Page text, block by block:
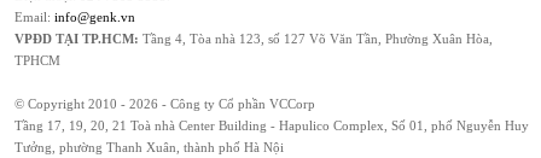
Email: info@genk.vn
VPĐD TẠI TP.HCM: Tầng 4, Tòa nhà 123, số 127 Võ Văn Tần, Phường Xuân Hòa,
TPHCM
© Copyright 2010 - 2026 - Công ty Cổ phần VCCorp
Tầng 17, 19, 20, 21 Toà nhà Center Building - Hapulico Complex, Số 01, phố Nguyễn Huy
Tưởng, phường Thanh Xuân, thành phố Hà Nội